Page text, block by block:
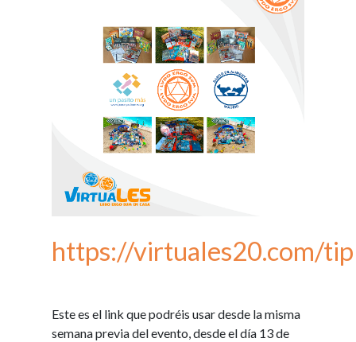
https://virtuales20.com/tip
Este es el link que podréis usar desde la misma
semana previa del evento, desde el día 13 de